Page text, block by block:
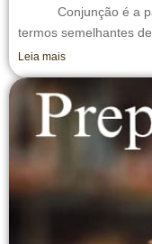
Conjunção é a
termos semelhantes
Leia mais